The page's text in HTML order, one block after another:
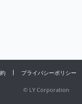
プライバシーポリシー
© LY Corporation